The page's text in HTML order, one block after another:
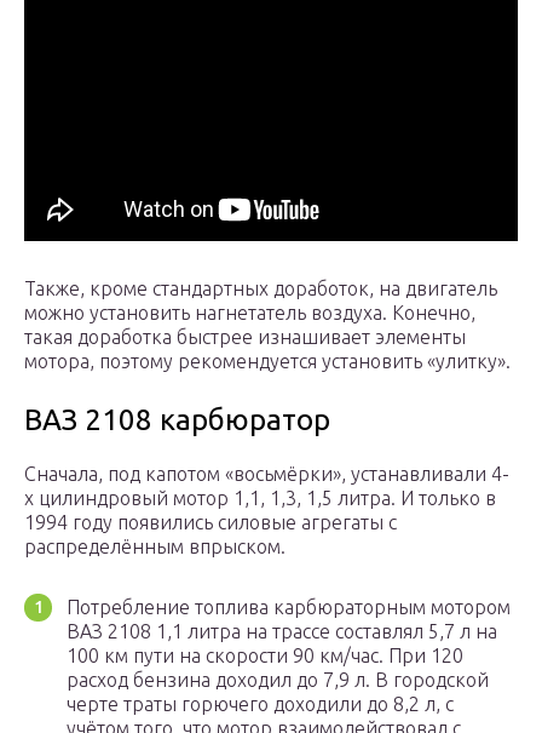
Также, кроме стандартных доработок, на двигатель
можно установить нагнетатель воздуха. Конечно,
такая доработка быстрее изнашивает элементы
мотора, поэтому рекомендуется установить «улитку».
ВАЗ 2108 карбюратор
Сначала, под капотом «восьмёрки», устанавливали 4-
х цилиндровый мотор 1,1, 1,3, 1,5 литра. И только в
1994 году появились силовые агрегаты с
распределённым впрыском.
Потребление топлива карбюраторным мотором
ВАЗ 2108 1,1 литра на трассе составлял 5,7 л на
100 км пути на скорости 90 км/час. При 120
расход бензина доходил до 7,9 л. В городской
черте траты горючего доходили до 8,2 л, с
учётом того, что мотор взаимодействовал с